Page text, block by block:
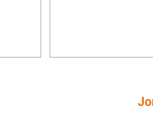
que se mudará de
preocupa com